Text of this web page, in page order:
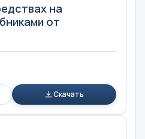
на
от
Скачать